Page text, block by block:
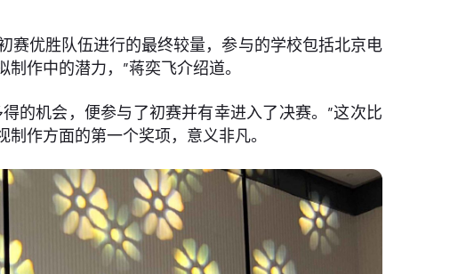
赛优胜队伍进行的最终较量，参与的学校包括北京电
作中的潜力，”蒋奕飞介绍道。
的机会，便参与了初赛并有幸进入了决赛。”这次比
作方面的第一个奖项，意义非凡。